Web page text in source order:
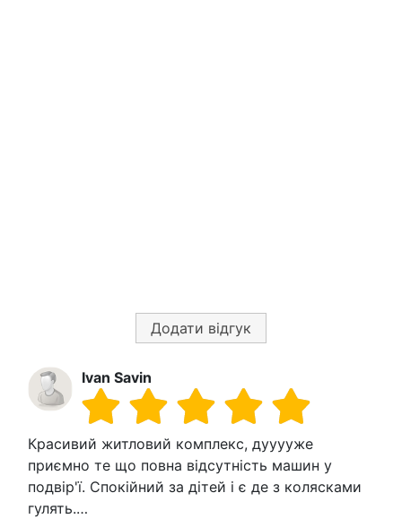
Додати відгук
Ivan Savin
Красивий житловий комплекс, дууууже
приємно те що повна відсутність машин у
подвір'ї. Спокійний за дітей і є де з колясками
гулять.…